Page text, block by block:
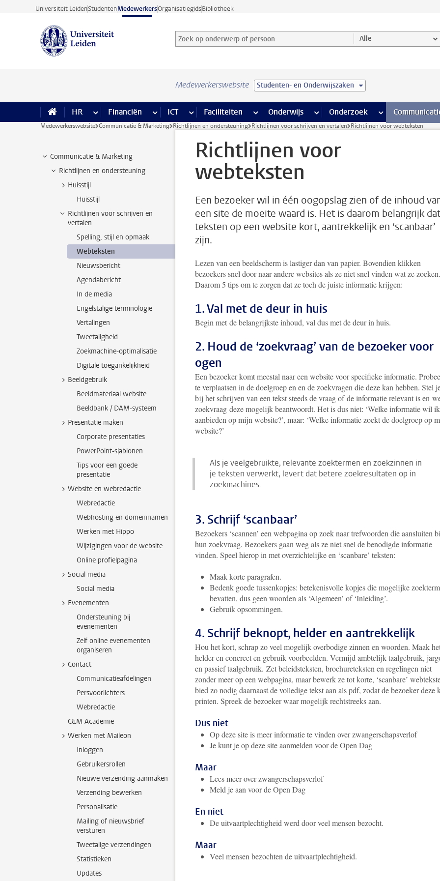
Ga direct naar de inhoud
Universiteit LeidenStudentenMedewerkersOrganisatiegidsBibliotheek
Zoek op onderwerp of persoon en selecteer categorie
Zoekterm Alle
Medewerkerswebsite Studenten- en Onderwijszaken
HR meer HR pagina’s
Financiën meer Financiën pagina’s
ICT meer ICT pagina’s
Faciliteiten meer Faciliteiten pagina’s
Onderwijs meer Onderwijs pagina’s
Onderzoek meer Onderzoek
Medewerkerswebsite Communicatie & Marketing Richtlijnen en ondersteuning Richtlijnen voor schrijven en vertalen Richtlijnen voor webteksten
Communicatie & Marketing
Richtlijnen en ondersteuning
Huisstijl
Huisstijl
Richtlijnen voor schrijven en
vertalen
Spelling, stijl en opmaak
Webteksten
Nieuwsbericht
Agendabericht
In de media
Engelstalige terminologie
Vertalingen
Tweetaligheid
Zoekmachine-optimalisatie
Digitale toegankelijkheid
Beeldgebruik
Beeldmateriaal website
Beeldbank / DAM-systeem
Presentatie maken
Corporate presentaties
PowerPoint-sjablonen
Tips voor een goede
presentatie
Website en webredactie
Webredactie
Webhosting en domeinnamen
Werken met Hippo
Wijzigingen voor de website
Online profielpagina
Social media
Social media
Evenementen
Ondersteuning bij
evenementen
Zelf online evenementen
organiseren
Contact
Communicatieafdelingen
Persvoorlichters
Webredactie
C&M Academie
Werken met Maileon
Inloggen
Gebruikersrollen
Nieuwe verzending aanmaken
Verzending bewerken
Personalisatie
Mailing of nieuwsbrief
versturen
Tweetalige verzendingen
Statistieken
Updates
Richtlijnen voor
webteksten
Een bezoeker wil in één oogopslag zien of de inhoud
een site de moeite waard is. Het is daarom belangrijk dat
teksten op een website kort, aantrekkelijk en ‘scanbaar’
zijn.
Lezen van een beeldscherm is lastiger dan van papier. Bovendien klikken
bezoekers snel door naar andere websites als ze niet snel vinden wat ze zoeken.
Daarom 5 tips om te zorgen dat ze toch de juiste informatie krijgen:
1. Val met de deur in huis
Begin met de belangrijkste inhoud, val dus met de deur in huis.
2. Houd de ‘zoekvraag’ van de bezoeker voor
ogen
Een bezoeker komt meestal naar een website voor specifieke informatie.
te verplaatsen in de doelgroep en en de zoekvragen die deze kan hebben. Stel
bij het schrijven van een tekst steeds de vraag of de informatie relevant is en
zoekvraag deze mogelijk beantwoordt. Het is dus niet: ‘Welke informatie wil ik
aanbieden op mijn website?’, maar: ‘Welke informatie zoekt de doelgroep op
website?’
Als je veelgebruikte, relevante zoektermen en zoekzinnen in
je teksten verwerkt, levert dat betere zoekresultaten op in
zoekmachines.
3. Schrijf ‘scanbaar’
Bezoekers ‘scannen’ een webpagina op zoek naar trefwoorden die aansluiten
hun zoekvraag. Bezoekers gaan weg als ze niet snel de benodigde informatie
vinden. Speel hierop in met overzichtelijke en ‘scanbare’ teksten:
Maak korte paragrafen.
Bedenk goede tussenkopjes: betekenisvolle kopjes die mogelijke
bevatten, dus geen woorden als ‘Algemeen’ of ‘Inleiding’.
Gebruik opsommingen.
4. Schrijf beknopt, helder en aantrekkelijk
Hou het kort, schrap zo veel mogelijk overbodige zinnen en woorden. Maak
helder en concreet en gebruik voorbeelden. Vermijd ambtelijk taalgebruik,
en passief taalgebruik. Zet beleidsteksten, brochureteksten en regelingen niet
zonder meer op een webpagina, maar bewerk ze tot korte, ‘scanbare’
bied zo nodig daarnaast de volledige tekst aan als pdf, zodat de bezoeker deze
printen. Spreek de bezoeker waar mogelijk rechtstreeks aan.
Dus niet
Op deze site is meer informatie te vinden over zwangerschapsverlof
Je kunt je op deze site aanmelden voor de Open Dag
Maar
Lees meer over zwangerschapsverlof
Meld je aan voor de Open Dag
En niet
De uitvaartplechtigheid werd door veel mensen bezocht.
Maar
Veel mensen bezochten de uitvaartplechtigheid.